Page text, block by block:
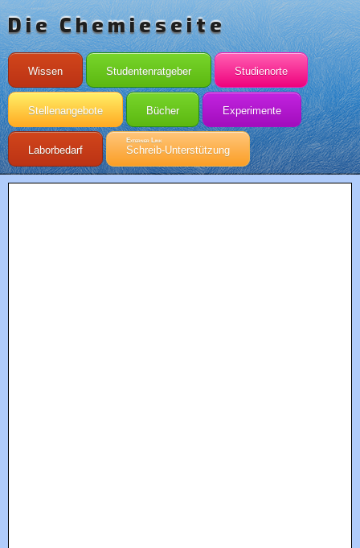
Die Chemieseite
Wissen Studentenratgeber Studienorte
Stellenangebote Bücher Experimente
Laborbedarf
Externer Link
Schreib-Unterstützung